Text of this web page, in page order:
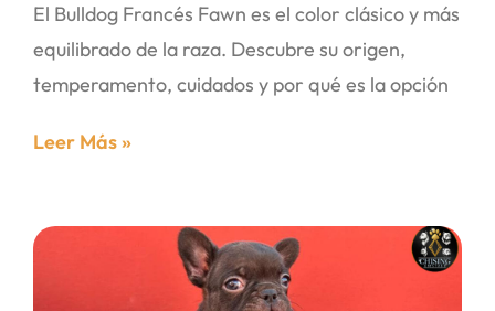
El Bulldog Francés Fawn es el color clásico y más
equilibrado de la raza. Descubre su origen,
temperamento, cuidados y por qué es la opción
Leer Más »